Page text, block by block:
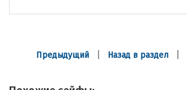
Предыдущий| Назад в раздел|